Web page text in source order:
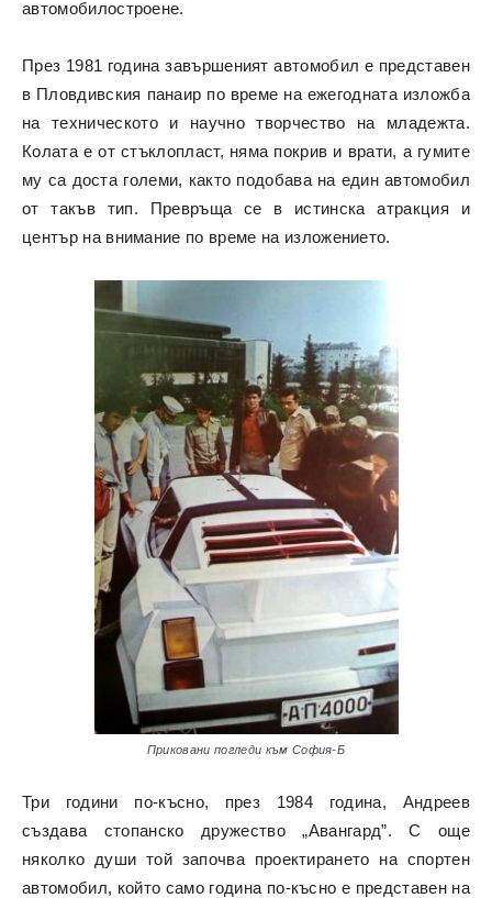
автомобилостроене.
През 1981 година завършеният автомобил е представен
в Пловдивския панаир по време на ежегодната изложба
на техническото и научно творчество на младежта.
Колата е от стъклопласт, няма покрив и врати, а гумите
му са доста големи, както подобава на един автомобил
от такъв тип. Превръща се в истинска атракция и
център на внимание по време на изложението.
Приковани погледи към София-Б
Три години по-късно, през 1984 година, Андреев
създава стопанско дружество „Авангард”. С още
няколко души той започва проектирането на спортен
автомобил, който само година по-късно е представен на